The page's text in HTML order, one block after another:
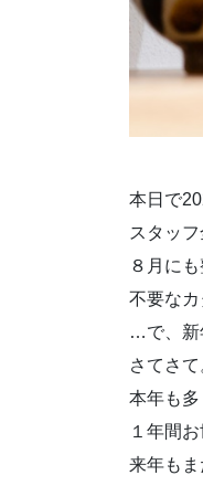
本日で
スタッ
８月に
不要なカ
…で、新
さてさて
本年も多
１年間
来年もま